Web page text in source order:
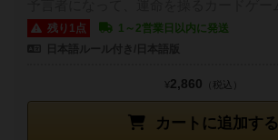
残り1点
1～2営業日以内に発送
カートに追加する
¥2,860 （税込）